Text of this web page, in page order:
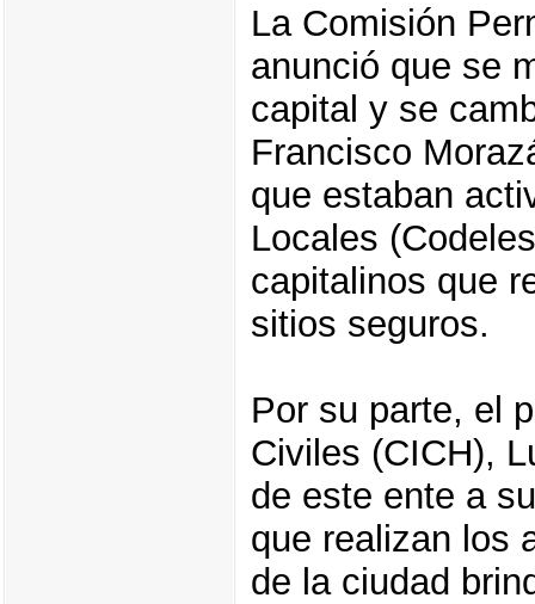
La Comisión
anunció que se
capital y se
Francisco
que estaban
Locales
capitalinos que
sitios seguros.
Por su parte, el
Civiles (CICH),
de este ente a
que realizan los
de la ciudad